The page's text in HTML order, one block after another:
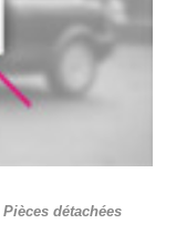
Pièces détachées